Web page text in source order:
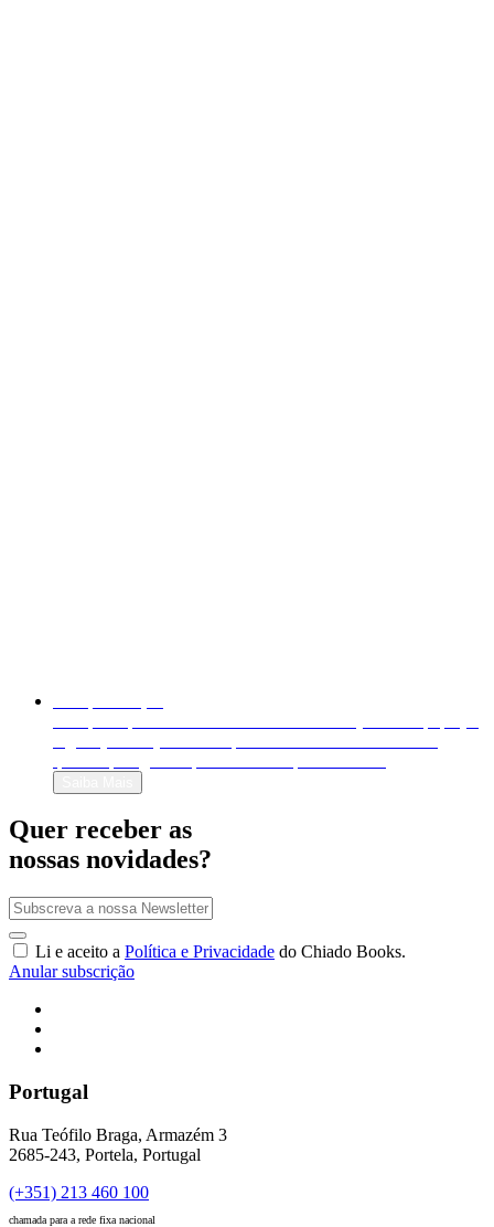
Quer receber as
nossas novidades?
Li e aceito a Política e Privacidade do Chiado Books.
Anular subscrição
Portugal
Rua Teófilo Braga, Armazém 3
2685-243, Portela, Portugal
(+351) 213 460 100
chamada para a rede fixa nacional